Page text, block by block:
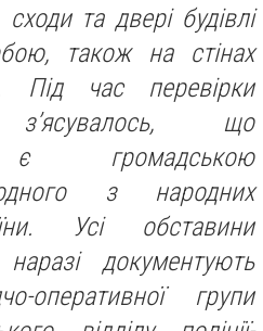
та двері будівлі
також на стінах
Під час перевірки
з’ясувалось, що
є громадською
з народних
Усі обставини
документують
оперативної групи